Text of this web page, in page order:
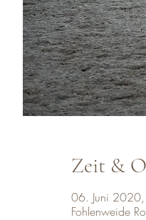
Zeit &
06. Juni
Fohlenweide